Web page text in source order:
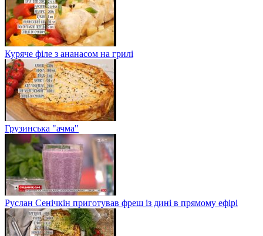
Куряче філе з ананасом на грилі
Грузинська "ачма"
Руслан Сенічкін приготував фреш із дині в прямому ефірі